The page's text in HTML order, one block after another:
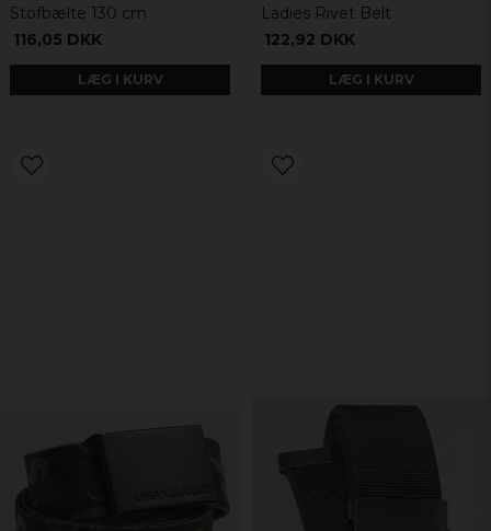
Stofbælte 130 cm
116,05 DKK
LÆG I KURV
Ladies Rivet Belt
122,92 DKK
LÆG I KURV